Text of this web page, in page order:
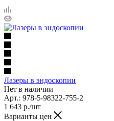
Лазеры в эндоскопии
Нет в наличии
Арт.: 978-5-98322-755-2
1 643 р./шт
Варианты цен